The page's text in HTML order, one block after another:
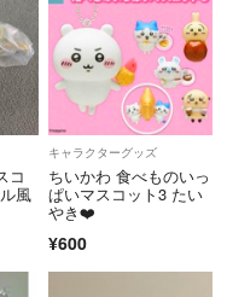
コ
風
キャラクターグッズ
ちいかわ 食べものいっ
ぱいマスコット3 たい
やき❤️
¥600